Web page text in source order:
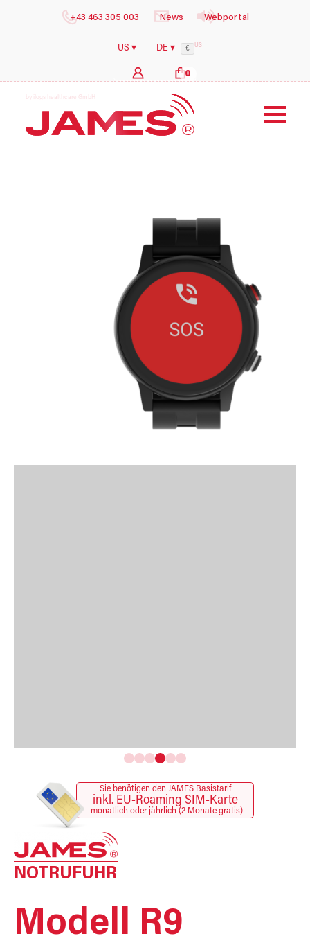
+43 463 305 003 News Webportal
US ▾ DE ▾ € US
0
by o g s h a h a re G m b
Sie benötigen den JAMES Basistarif
inkl. EU-Roaming SIM-Karte
monatlich oder jährlich (2 Monate gratis)
NOTRUFUHR
Modell R9